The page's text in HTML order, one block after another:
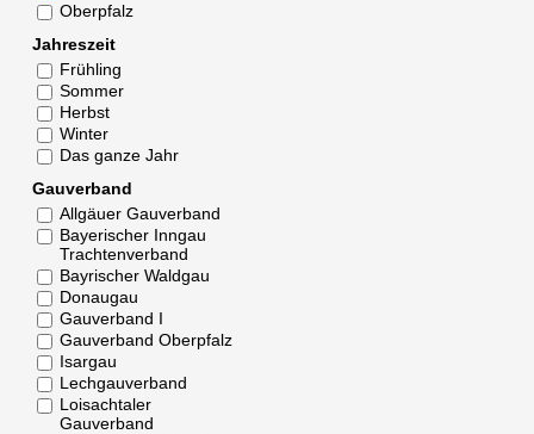
Oberpfalz
Jahreszeit
Frühling
Sommer
Herbst
Winter
Das ganze Jahr
Gauverband
Allgäuer Gauverband
Bayerischer Inngau
Trachtenverband
Bayrischer Waldgau
Donaugau
Gauverband I
Gauverband Oberpfalz
Isargau
Lechgauverband
Loisachtaler
Gauverband